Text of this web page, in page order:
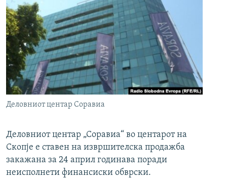
СЛЕДЕТЕ НЕ
РСЕ веб страници
Деловниот центар Соравиа
Деловниот центар „Соравиа“ во центарот на
Скопје е ставен на извршителска продажба
закажана за 24 април годинава поради
неисполнети финансиски обврски.